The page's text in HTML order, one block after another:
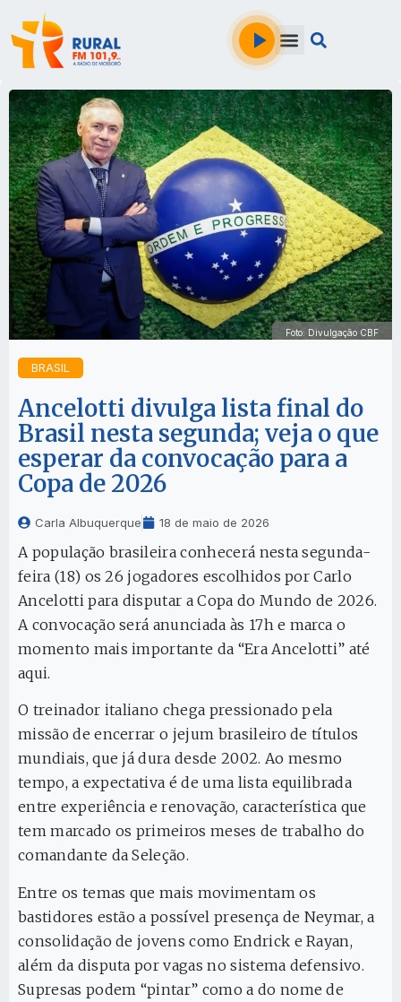
Foto: Divulgação CBF
BRASIL
Ancelotti divulga lista final do
Brasil nesta segunda; veja o que
esperar da convocação para a
Copa de 2026
Carla Albuquerque 18 de maio de 2026
A população brasileira conhecerá nesta segunda-
feira (18) os 26 jogadores escolhidos por Carlo
Ancelotti para disputar a Copa do Mundo de 2026.
A convocação será anunciada às 17h e marca o
momento mais importante da “Era Ancelotti” até
aqui.
O treinador italiano chega pressionado pela
missão de encerrar o jejum brasileiro de títulos
mundiais, que já dura desde 2002. Ao mesmo
tempo, a expectativa é de uma lista equilibrada
entre experiência e renovação, característica que
tem marcado os primeiros meses de trabalho do
comandante da Seleção.
Entre os temas que mais movimentam os
bastidores estão a possível presença de Neymar, a
consolidação de jovens como Endrick e Rayan,
além da disputa por vagas no sistema defensivo.
Supresas podem “pintar” como a do nome de